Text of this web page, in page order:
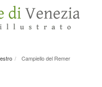
Campiello del Remer